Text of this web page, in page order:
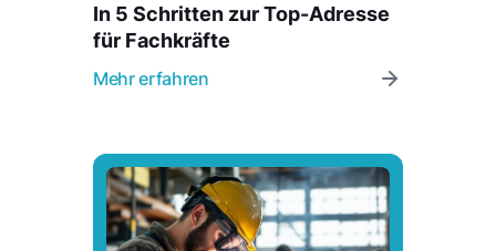
In 5 Schritten zur Top-Adresse
für Fachkräfte
Mehr erfahren